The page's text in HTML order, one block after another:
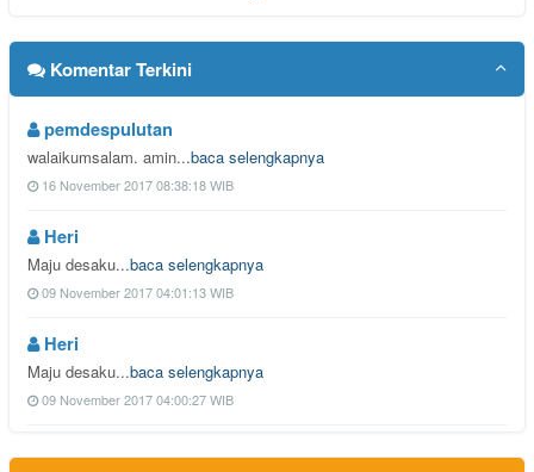
Dimatangkan Melalui Rapat Koordinasi
Rakor Pamong Kalurahan Pulutan Bahas Tindak Lanjut
Komentar Terkini
pemdespulutan
walaikumsalam. amin...baca selengkapnya
16 November 2017 08:38:18 WIB
Heri
Maju desaku...baca selengkapnya
09 November 2017 04:01:13 WIB
Heri
Maju desaku...baca selengkapnya
09 November 2017 04:00:27 WIB